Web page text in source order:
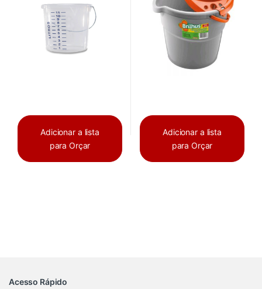
Adicionar a lista
para Orçar
Adicionar a lista
para Orçar
Acesso Rápido